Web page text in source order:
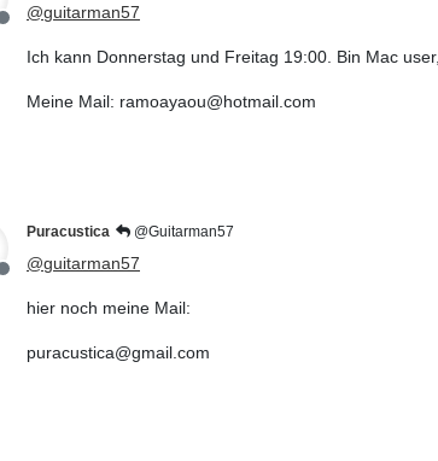
Offline
@guitarman57
Ich kann Donnerstag und Freitag 19:00. Bin Mac
Meine Mail: ramoayaou@hotmail.com
Offline
Puracustica @Guitarman57
@guitarman57
hier noch meine Mail:
puracustica@gmail.com